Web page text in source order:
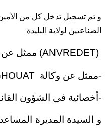
الصناعيين لولاية البليدة
ممثل عن وكالة (ANVREDET)
-ممثل عن وكالة
-أخصائية في الشؤون
و السيدة المديرة